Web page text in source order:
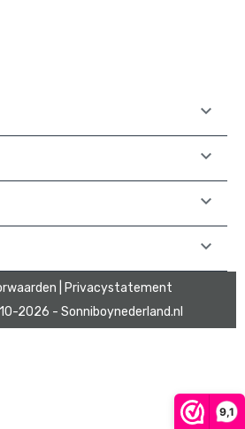
9,1




| Privacystatement
-2026 - Sonniboynederland.nl